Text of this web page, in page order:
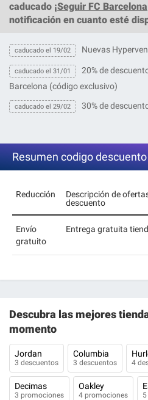
caducado ¡Seguir FC Barcelona
notificación en cuanto esté
caducado el 19/02 Nuevas
caducado el 31/01
20% de
Barcelona (código exclusivo)
caducado el 29/02 30% de
Resumen codigo
Reducción
Descripción de
descuento
Envío
gratuito
Entrega gratuita
Descubra las mejores
momento
Jordan
3 descuentos
Columbia
3 descuentos 4
Decimas
3 promociones
Oakley
4 promociones